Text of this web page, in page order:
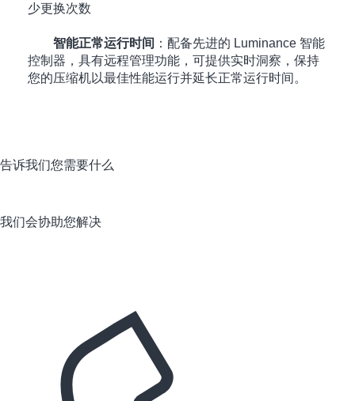
少更换次数
智能正常运行时间 ：配备先进的 Luminance 智能
控制器，具有远程管理功能，可提供实时洞察，保持
您的压缩机以最佳性能运行并延长正常运行时间。
告诉我们您需要什么
我们会协助您解决